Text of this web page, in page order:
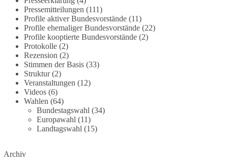
🟩🟩🟦🟦🟥🟥🟧🟧
Es ging weniger um fertige Antworten als um eine
Debatte darüber, wie Freiheit, Verantwortung,
Naturschutz und Grundrechte in einer
demokratischen Gesellschaft künftig miteinander
in Einklang gebracht werden können.
#dieBasis #natur #grundrechte
#demokratie
Pressemitteilungen (111)
Profile aktiver Bundesvorstände(11)
Profile ehemaliger Bundesvorstände(22)
Profile kooptierte Bundesvorstände(2)
Protokolle(2)
Rezension (2)
Stimmen der Basis(33)
Struktur(2)
Veranstaltungen (12)
Videos(6)
Wahlen (64)
Bundestagswahl (34)
Europawahl (11)
Landtagswahl (15)
Archiv